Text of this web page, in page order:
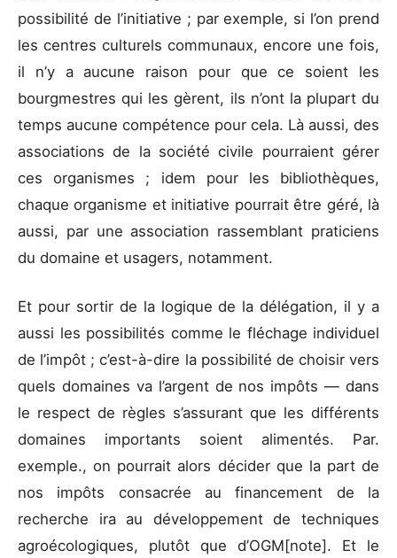
possibilité de l’initiative ; par exemple, si l’on prend
les centres culturels communaux, encore une fois,
il n’y a aucune raison pour que ce soient les
bourgmestres qui les gèrent, ils n’ont la plupart du
temps aucune compétence pour cela. Là aussi, des
associations de la société civile pourraient gérer
ces organismes ; idem pour les bibliothèques,
chaque organisme et initiative pourrait être géré, là
aussi, par une association rassemblant praticiens
du domaine et usagers, notamment.
Et pour sortir de la logique de la délégation, il y a
aussi les possibilités comme le fléchage individuel
de l’impôt ; c’est-à-dire la possibilité de choisir vers
quels domaines va l’argent de nos impôts — dans
le respect de règles s’assurant que les différents
domaines importants soient alimentés. Par.
exemple., on pourrait alors décider que la part de
nos impôts consacrée au financement de la
recherche ira au développement de techniques
agroécologiques, plutôt que d’OGM[note]. Et le